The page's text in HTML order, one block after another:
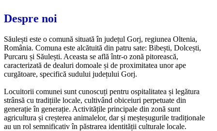
Despre noi
Săulești este o comună situată în județul Gorj, regiunea Oltenia,
România. Comuna este alcătuită din patru sate: Bibești, Dolcești,
Purcaru și Săulești. Aceasta se află într-o zonă pitorească,
caracterizată de dealuri domoale și de proximitatea unor ape
curgătoare, specifică sudului județului Gorj.
Locuitorii comunei sunt cunoscuți pentru ospitalitatea și legătura
strânsă cu tradițiile locale, cultivând obiceiuri perpetuate din
generație în generație. Activitățile principale din zonă sunt
agricultura și creșterea animalelor, dar și meșteșugurile tradiționale
au un rol semnificativ în păstrarea identității culturale locale.